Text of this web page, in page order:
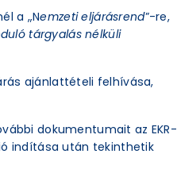
a „Nemzeti eljárásrend”-re,
tárgyalás nélküli
ajánlattételi felhívása,
dokumentumait az EKR-
indítása után tekinthetik